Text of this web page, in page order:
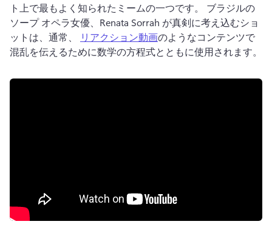
ト上で最もよく知られたミームの一つです。 ブラジルの
ソープ オペラ女優、Renata Sorrah が真剣に考え込むショ
ットは、通常、
リアクション動画のようなコンテンツで